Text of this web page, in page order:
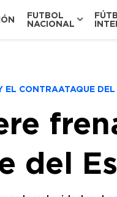
FUTBOL
NACIONAL
EL CONTRAATAQUE
del